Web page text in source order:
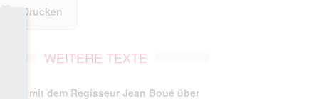
Drucken
WEITERE TEXTE
mit dem Regisseur Jean Boué über